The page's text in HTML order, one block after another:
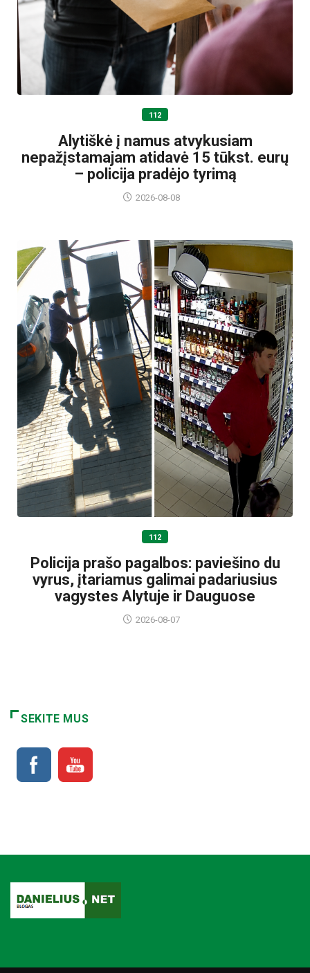
112
Alytiškė į namus atvykusiam
nepažįstamajam atidavė 15 tūkst. eurų
– policija pradėjo tyrimą
2026-08-08
112
Policija prašo pagalbos: paviešino du
vyrus, įtariamus galimai padariusius
vagystes Alytuje ir Dauguose
2026-08-07
SEKITE MUS